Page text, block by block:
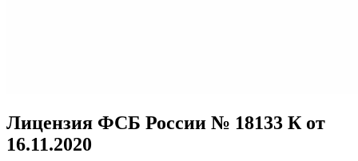
Лицензия ФСБ России № 18133 К от
16.11.2020